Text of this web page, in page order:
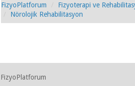
FizyoPlatforum
Fizyoterapi ve
Nörolojik Rehabilitasyon
FizyoPlatforum